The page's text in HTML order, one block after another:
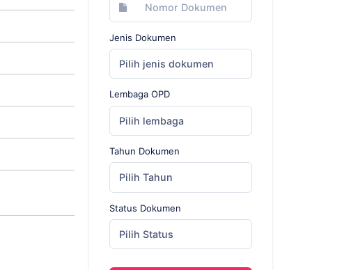
Jenis Dokumen
Pilih jenis dokumen
Lembaga OPD
Pilih lembaga
Tahun Dokumen
Pilih Tahun
Status Dokumen
Pilih Status